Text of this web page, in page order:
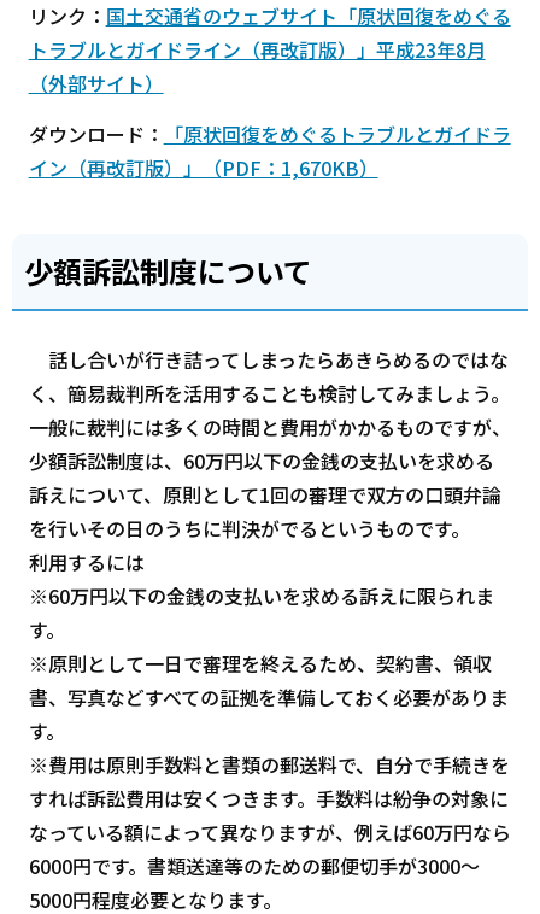
リンク： 国土交通省のウェブサイト「原状回復をめぐる
トラブルとガイドライン（再改訂版）」平成23年8月
（外部サイト）
ダウンロード：
「原状回復をめぐるトラブルとガイドラ
イン（再改訂版）」（PDF：1,670KB）
少額訴訟制度について
話し合いが行き詰ってしまったらあきらめるのではな
く、簡易裁判所を活用することも検討してみましょう。
一般に裁判には多くの時間と費用がかかるものですが、
少額訴訟制度は、60万円以下の金銭の支払いを求める
訴えについて、原則として1回の審理で双方の口頭弁論
を行いその日のうちに判決がでるというものです。
利用するには
※60万円以下の金銭の支払いを求める訴えに限られま
す。
※原則として一日で審理を終えるため、契約書、領収
書、写真などすべての証拠を準備しておく必要がありま
す。
※費用は原則手数料と書類の郵送料で、自分で手続きを
すれば訴訟費用は安くつきます。手数料は紛争の対象に
なっている額によって異なりますが、例えば60万円なら
6000円です。書類送達等のための郵便切手が3000～
5000円程度必要となります。